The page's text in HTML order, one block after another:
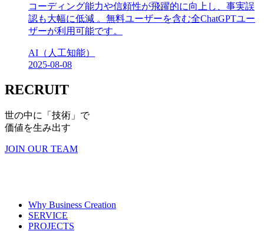
コーディング能力や信頼性が飛躍的に向上し、事実誤
認も大幅に低減 。無料ユーザーを含む全ChatGPTユー
ザーが利用可能です。
AI（人工知能）
2025-08-08
RECRUIT
世の中に「技術」で
価値を生み出す
JOIN OUR TEAM
Why Business Creation
SERVICE
PROJECTS